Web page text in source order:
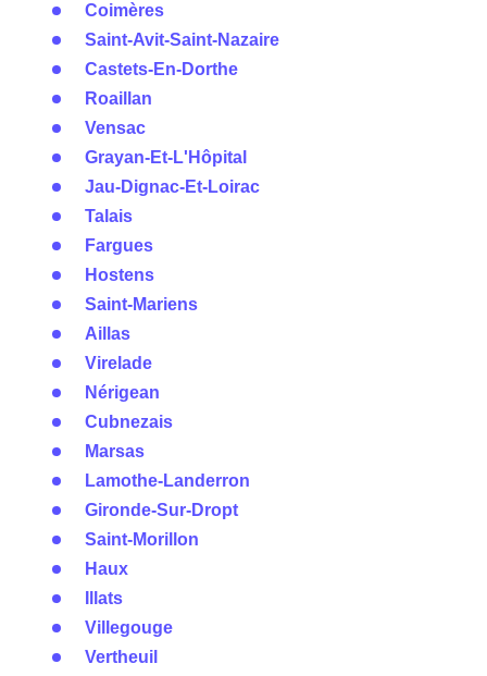
Coimères
Saint-Avit-Saint-Nazaire
Castets-En-Dorthe
Roaillan
Vensac
Grayan-Et-L'Hôpital
Jau-Dignac-Et-Loirac
Talais
Fargues
Hostens
Saint-Mariens
Aillas
Virelade
Nérigean
Cubnezais
Marsas
Lamothe-Landerron
Gironde-Sur-Dropt
Saint-Morillon
Haux
Illats
Villegouge
Vertheuil